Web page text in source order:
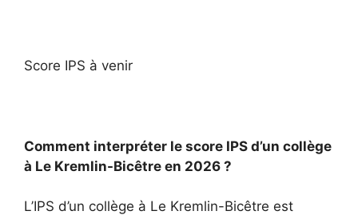
Score IPS à venir
Comment interpréter le score IPS d’un collège
à Le Kremlin-Bicêtre en 2026 ?
L’IPS d’un collège à Le Kremlin-Bicêtre est